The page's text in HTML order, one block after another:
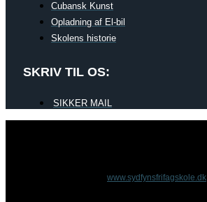
Cubansk Kunst
Opladning af El-bil
Skolens historie
SKRIV TIL OS:
SIKKER MAIL
www.sydfynsfrifagskole.dk